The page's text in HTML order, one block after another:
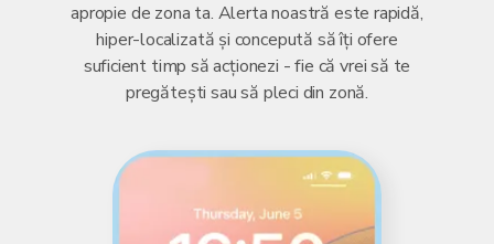
apropie de zona ta. Alerta noastră este rapidă,
hiper-localizată și concepută să îți ofere
suficient timp să acționezi - fie că vrei să te
pregătești sau să pleci din zonă.